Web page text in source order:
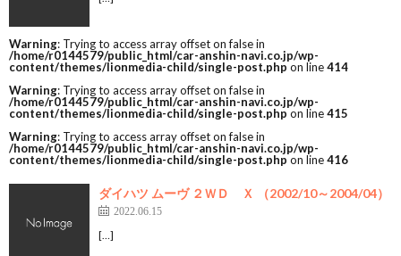
Warning: Trying to access array offset on false in
/home/r0144579/public_html/car-anshin-navi.co.jp/wp-
content/themes/lionmedia-child/single-post.php on line414
Warning: Trying to access array offset on false in
/home/r0144579/public_html/car-anshin-navi.co.jp/wp-
content/themes/lionmedia-child/single-post.php on line415
Warning: Trying to access array offset on false in
/home/r0144579/public_html/car-anshin-navi.co.jp/wp-
content/themes/lionmedia-child/single-post.php on line416
ダイハツ ムーヴ ２ＷＤ Ｘ （2002/10～2004/04）
2022.06.15
[…]